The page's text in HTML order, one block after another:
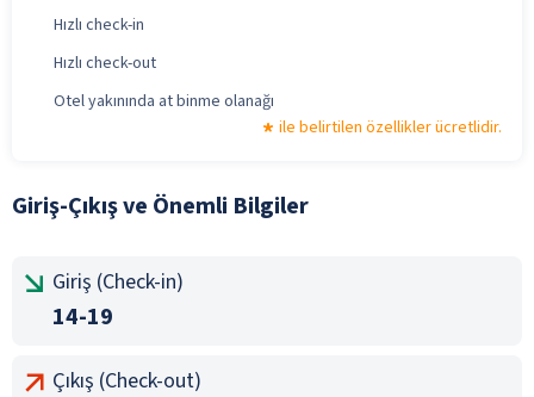
Hızlı check-in
Hızlı check-out
Otel yakınında at binme olanağı
ile belirtilen özellikler ücretlidir.
Giriş-Çıkış ve Önemli Bilgiler
Giriş (Check-in)
14-19
Çıkış (Check-out)